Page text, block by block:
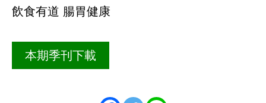
飲食有道 腸胃健康
本期季刊下載